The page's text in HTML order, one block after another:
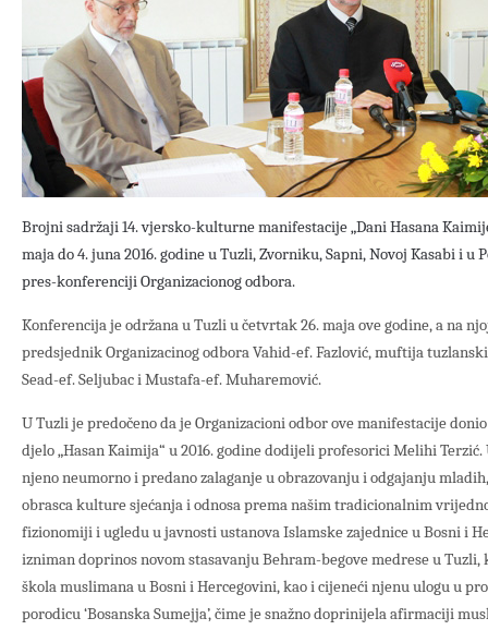
Brojni sadržaji 14. vjersko-kulturne manifestacije „Dani Hasana
maja do 4. juna 2016. godine u Tuzli, Zvorniku, Sapni, Novoj Kasabi i u
pres-konferenciji Organizacionog odbora.
Konferencija je održana u Tuzli u četvrtak 26. maja ove godine, a na
predsjednik Organizacinog odbora Vahid-ef. Fazlović, muftija
Sead-ef. Seljubac i Mustafa-ef. Muharemović.
U Tuzli je predočeno da je Organizacioni odbor ove manifestacije
djelo „Hasan Kaimija“ u 2016. godine dodijeli profesorici Melihi
njeno neumorno i predano zalaganje u obrazovanju i odgajanju
obrasca kulture sjećanja i odnosa prema našim tradicionalnim
fizionomiji i ugledu u javnosti ustanova Islamske zajednice u Bosni i
izniman doprinos novom stasavanju Behram-begove medrese u
škola muslimana u Bosni i Hercegovini, kao i cijeneći njenu ulogu u
porodicu ‘Bosanska Sumejja’, čime je snažno doprinijela afirmaciji